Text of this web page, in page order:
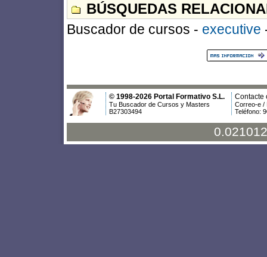
BÚSQUEDAS
Buscador de cursos - executive
© 1998-2026 Portal Formativo S.L.
Tu Buscador de Cursos y Masters
B27303494
Contacte
Correo-e /
Teléfono: